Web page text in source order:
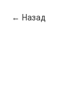
Назад